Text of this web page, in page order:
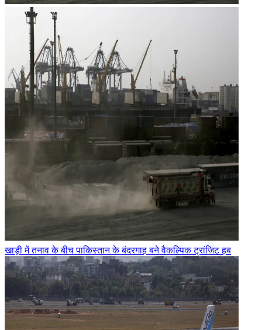
खाड़ी में तनाव के बीच पाकिस्तान के बंदरगाह बने वैकल्पिक ट्रांजिट हब